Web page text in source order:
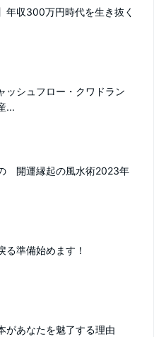
年収300万円時代を生き抜く
ッシュフロー・クワドラン
...
開運縁起の風水術2023年
る準備始めます！
があなたを魅了する理由